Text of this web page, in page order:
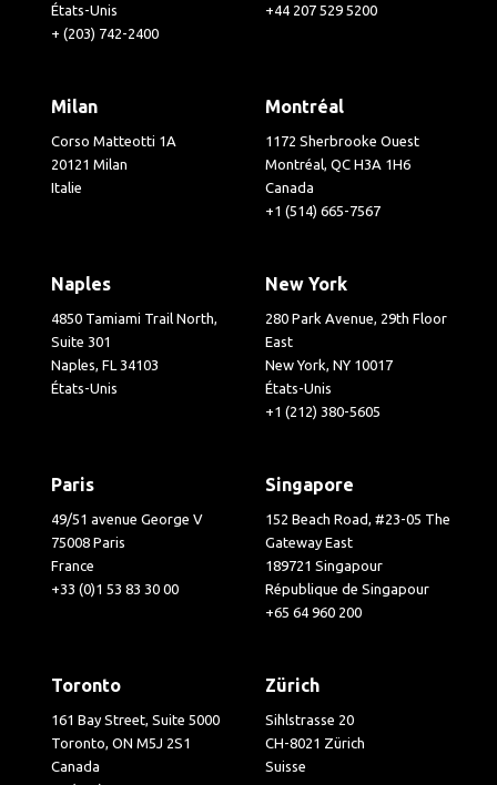
États-Unis
+ (203) 742-2400
+44 207 529 5200
Milan
Corso Matteotti 1A
20121 Milan
Italie
Montréal
1172 Sherbrooke Ouest
Montréal, QC H3A 1H6
Canada
+1 (514) 665-7567
Naples
4850 Tamiami Trail North,
Suite 301
Naples, FL 34103
États-Unis
New York
280 Park Avenue, 29th Floor
East
New York, NY 10017
États-Unis
+1 (212) 380-5605
Paris
49/51 avenue George V
75008 Paris
France
+33 (0)1 53 83 30 00
Singapore
152 Beach Road, #23-05 The
Gateway East
189721 Singapour
République de Singapour
+65 64 960 200
Toronto
161 Bay Street, Suite 5000
Toronto, ON M5J 2S1
Canada
Zürich
Sihlstrasse 20
CH-8021 Zürich
Suisse